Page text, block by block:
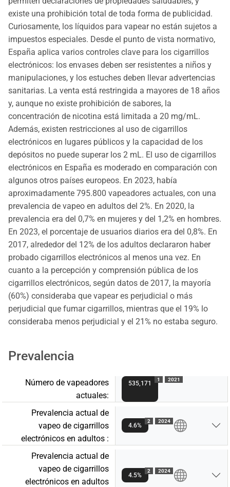
existe una prohibición total de toda forma de publicidad.
Curiosamente, los líquidos para vapear no están sujetos a
impuestos especiales. Desde el punto de vista normativo,
España aplica varios controles clave para los cigarrillos
electrónicos: los envases deben ser resistentes a niños y
manipulaciones, y los estuches deben llevar advertencias
sanitarias. La venta está restringida a mayores de 18 años
y, aunque no existe prohibición de sabores, la
concentración de nicotina está limitada a 20 mg/mL.
Además, existen restricciones al uso de cigarrillos
electrónicos en lugares públicos y la capacidad de los
depósitos no puede superar los 2 mL. El uso de cigarrillos
electrónicos en España es moderado en comparación con
algunos otros países europeos. En 2023, había
aproximadamente 795.800 vapeadores actuales, con una
prevalencia de vapeo en adultos del 2%. En 2020, la
prevalencia era del 0,7% en mujeres y del 1,2% en hombres.
En 2023, el porcentaje de usuarios diarios era del 0,8%. En
2017, alrededor del 12% de los adultos declararon haber
probado cigarrillos electrónicos al menos una vez. En
cuanto a la percepción y comprensión pública de los
cigarrillos electrónicos, según datos de 2017, la mayoría
(60%) consideraba que vapear es perjudicial o más
perjudicial que fumar cigarrillos, mientras que el 19% lo
consideraba menos perjudicial y el 21% no estaba seguro.
Prevalencia
Número de vapeadores
actuales:
535,171
1 2021
Prevalencia actual de
vapeo de cigarrillos
electrónicos en adultos :
4.6%
2 2024
Prevalencia actual de
vapeo de cigarrillos
electrónicos en adultos
4.5%
2 2024